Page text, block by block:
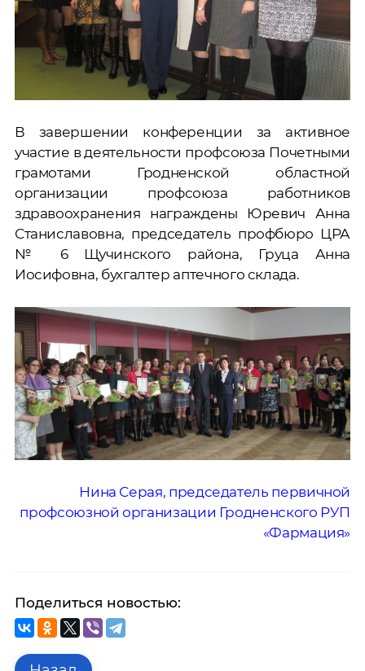
В завершении конференции за активное
участие в деятельности профсоюза Почетными
грамотами Гродненской областной
организации профсоюза работников
здравоохранения награждены Юревич Анна
Станиславовна, председатель профбюро ЦРА
№ 6 Щучинского района, Груца Анна
Иосифовна, бухгалтер аптечного склада.
Нина Серая, председатель первичной
профсоюзной организации Гродненского РУП
«Фармация»
Поделиться новостью: